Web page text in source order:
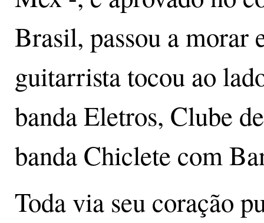
Brasil, passou a morar
guitarrista tocou ao
banda Eletros, Clube
banda Chiclete com
Toda via seu coração